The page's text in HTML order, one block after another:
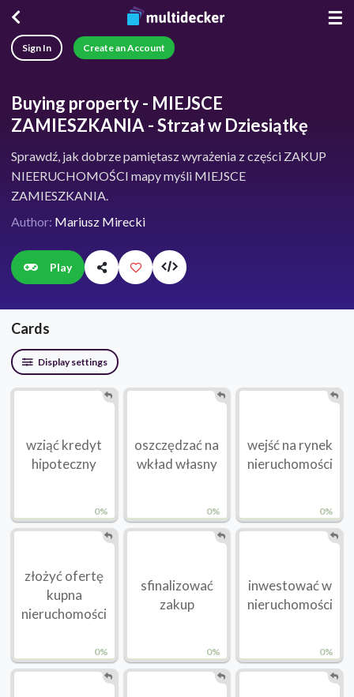
☰
Sign In Create an Account
Buying property - MIEJSCE
ZAMIESZKANIA - Strzał w Dziesiątkę
Sprawdź, jak dobrze pamiętasz wyrażenia z części ZAKUP
NIEERUCHOMOŚCI mapy myśli MIEJSCE
ZAMIESZKANIA.
Author: Mariusz Mirecki
Play
Cards
Display settings
0%
wziąć kredyt
hipoteczny
0%
oszczędzać na
wkład własny
0%
wejść na rynek
nieruchomości
0%
złożyć ofertę
kupna
nieruchomości
0%
sfinalizować
zakup
0%
inwestować w
nieruchomości